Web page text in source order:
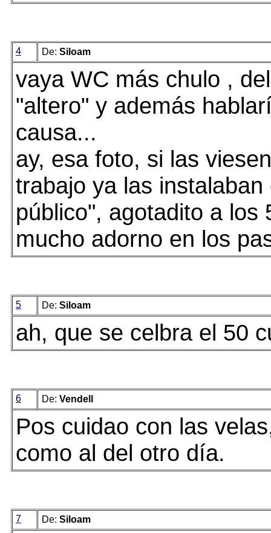
4 De: Siloam
vaya WC más chulo ,
"altero" y además
causa...
ay, esa foto, si las
trabajo ya las
público", agotadito a los
mucho adorno en los
5 De: Siloam
ah, que se celbra el 50
6 De: Vendell
Pos cuidao con las
como al del otro día.
7 De: Siloam